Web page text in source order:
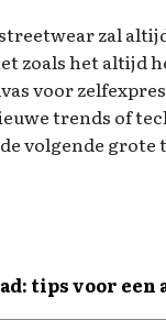
zal
zoals het altijd
voor
trends of
volgende
tips voor